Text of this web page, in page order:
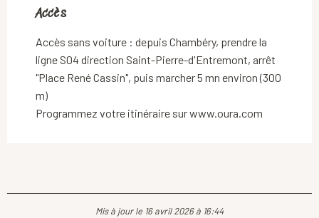
Accès
Accès
Accès sans voiture : depuis Chambéry, prendre la
ligne S04 direction Saint-Pierre-d'Entremont, arrêt
"Place René Cassin", puis marcher 5 mn environ (300
m)
Programmez votre itinéraire sur www.oura.com
Mis à jour le 16 avril 2026 à 16:44